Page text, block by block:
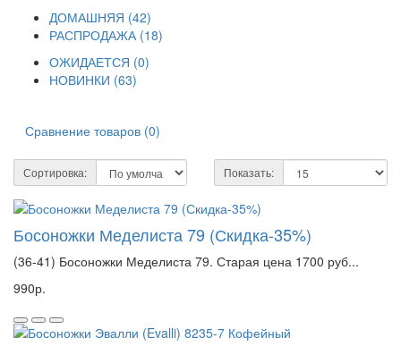
ДОМАШНЯЯ (42)
РАСПРОДАЖА (18)
ОЖИДАЕТСЯ (0)
НОВИНКИ (63)
Сравнение товаров (0)
Сортировка: Показать:
Босоножки Меделиста 79 (Скидка-35%)
(36-41) Босоножки Меделиста 79. Старая цена 1700 руб...
990р.